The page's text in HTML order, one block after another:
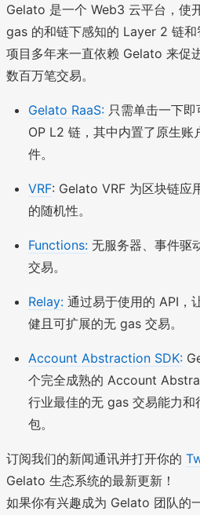
Gelato 是一个 Web3 云平台，使
gas 的和链下感知的 Layer 2 链
项目多年来一直依赖 Gelato 来促
数百万笔交易。
Gelato RaaS: 只需单击一下
OP L2 链，其中内置了原生
件。
VRF: Gelato VRF 为区块链应
的随机性。
Functions: 无服务器、事件驱
交易。
Relay: 通过易于使用的 API，
健且可扩展的无 gas 交易。
Account Abstraction SDK:
个完全成熟的 Account
行业最佳的无 gas 交易能力
包。
订阅我们的新闻通讯并打开你的
Gelato 生态系统的最新更新！
如果你有兴趣成为 Gelato 团队的